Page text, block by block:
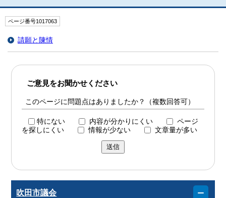
ページ番号1017063
請願と陳情
ご意見をお聞かせください
このページに問題点はありましたか？（複数回答可）
特にない 内容が分かりにくい
ページ
を探しにくい
情報が少ない 文章量が多い
送信
吹田市議会